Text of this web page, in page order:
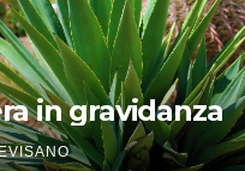
in gravidanza